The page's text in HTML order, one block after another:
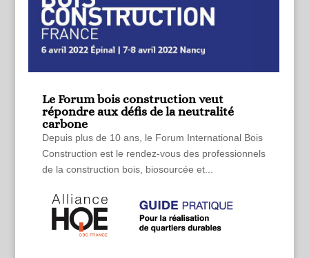
Le Forum bois construction veut
répondre aux défis de la neutralité
carbone
Depuis plus de 10 ans, le Forum International Bois
Construction est le rendez-vous des professionnels
de la construction bois, biosourcée et...